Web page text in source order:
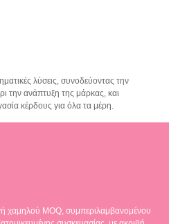
λύσεις, συνοδεύοντας την
την ανάπτυξη της μάρκας, και
κέρδους για όλα τα μέρη.
χαμηλού MOQ, συμπεριλαμβανομένου